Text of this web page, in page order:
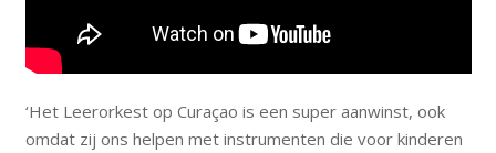
‘Het Leerorkest op Curaçao is een super aanwinst, ook
omdat zij ons helpen met instrumenten die voor kinderen